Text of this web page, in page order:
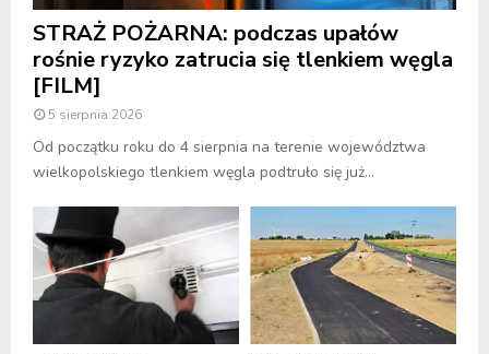
STRAŻ POŻARNA: podczas upałów
rośnie ryzyko zatrucia się tlenkiem węgla
[FILM]
5 sierpnia 2026
Od początku roku do 4 sierpnia na terenie województwa
wielkopolskiego tlenkiem węgla podtruło się już...